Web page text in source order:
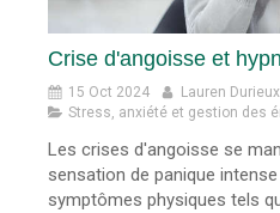
Crise d'angoisse et
15 Oct 2024
Lauren Durieux
Stress, anxiété et gestion des
Les crises d'angoisse se
sensation de panique
symptômes physiques tels